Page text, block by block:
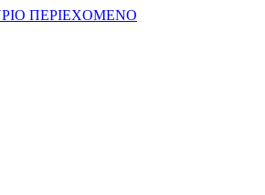
ΠΕΡΙΕΧΟΜΕΝΟ